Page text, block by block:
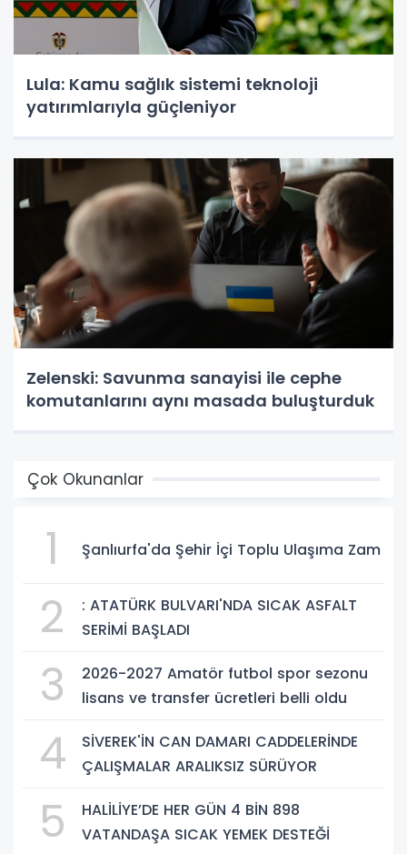
Lula: Kamu sağlık sistemi teknoloji
yatırımlarıyla güçleniyor
Zelenski: Savunma sanayisi ile cephe
komutanlarını aynı masada buluşturduk
Çok Okunanlar
1 Şanlıurfa'da Şehir İçi Toplu Ulaşıma Zam
2
: ATATÜRK BULVARI'NDA SICAK ASFALT
SERİMİ BAŞLADI
3
2026-2027 Amatör futbol spor sezonu
lisans ve transfer ücretleri belli oldu
4
SİVEREK'İN CAN DAMARI CADDELERİNDE
ÇALIŞMALAR ARALIKSIZ SÜRÜYOR
5
HALİLİYE’DE HER GÜN 4 BİN 898
VATANDAŞA SICAK YEMEK DESTEĞİ